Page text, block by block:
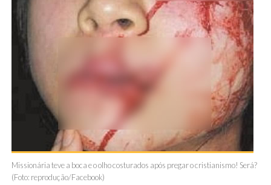
Missionária teve a boca e o olho costurados após pregar o cristianismo! Será?
(Foto: reprodução/Facebook)